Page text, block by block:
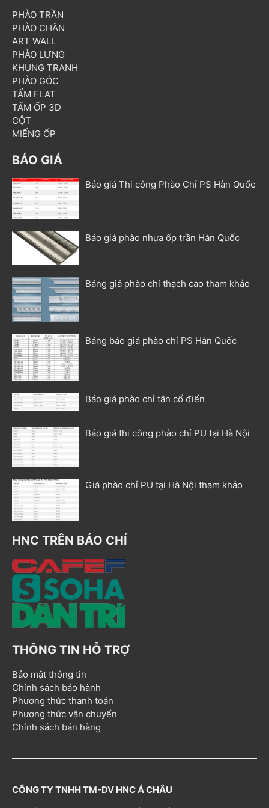
PHÀO TRẦN
PHÀO CHÂN
ART WALL
PHÀO LƯNG
KHUNG TRANH
PHÀO GÓC
TẤM FLAT
TẤM ỐP 3D
CỘT
MIẾNG ỐP
BÁO GIÁ
Báo giá Thi công Phào Chỉ PS Hàn Quốc
Báo giá phào nhựa ốp trần Hàn Quốc
Bảng giá phào chỉ thạch cao tham khảo
Bảng báo giá phào chỉ PS Hàn Quốc
Báo giá phào chỉ tân cổ điển
Báo giá thi công phào chỉ PU tại Hà Nội
Giá phào chỉ PU tại Hà Nội tham khảo
HNC TRÊN BÁO CHÍ
THÔNG TIN HỖ TRỢ
Bảo mật thông tin
Chính sách bảo hành
Phương thức thanh toán
Phương thức vận chuyển
Chính sách bán hàng
CÔNG TY TNHH TM-DV HNC Á CHÂU